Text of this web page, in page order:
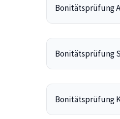
Bonitätsprüfung
Bonitätsprüfung
Bonitätsprüfung